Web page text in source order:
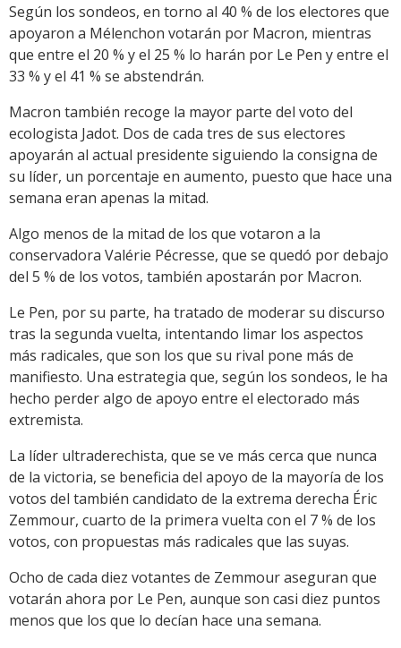
Según los sondeos, en torno al 40 % de los electores que
apoyaron a Mélenchon votarán por Macron, mientras
que entre el 20 % y el 25 % lo harán por Le Pen y entre el
33 % y el 41 % se abstendrán.
Macron también recoge la mayor parte del voto del
ecologista Jadot. Dos de cada tres de sus electores
apoyarán al actual presidente siguiendo la consigna de
su líder, un porcentaje en aumento, puesto que hace una
semana eran apenas la mitad.
Algo menos de la mitad de los que votaron a la
conservadora Valérie Pécresse, que se quedó por debajo
del 5 % de los votos, también apostarán por Macron.
Le Pen, por su parte, ha tratado de moderar su discurso
tras la segunda vuelta, intentando limar los aspectos
más radicales, que son los que su rival pone más de
manifiesto. Una estrategia que, según los sondeos, le ha
hecho perder algo de apoyo entre el electorado más
extremista.
La líder ultraderechista, que se ve más cerca que nunca
de la victoria, se beneficia del apoyo de la mayoría de los
votos del también candidato de la extrema derecha Éric
Zemmour, cuarto de la primera vuelta con el 7 % de los
votos, con propuestas más radicales que las suyas.
Ocho de cada diez votantes de Zemmour aseguran que
votarán ahora por Le Pen, aunque son casi diez puntos
menos que los que lo decían hace una semana.